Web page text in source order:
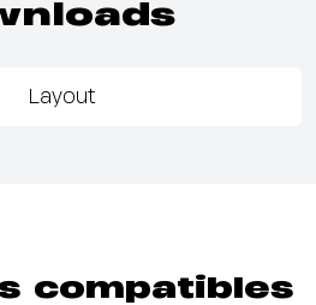
Layout
compatibles